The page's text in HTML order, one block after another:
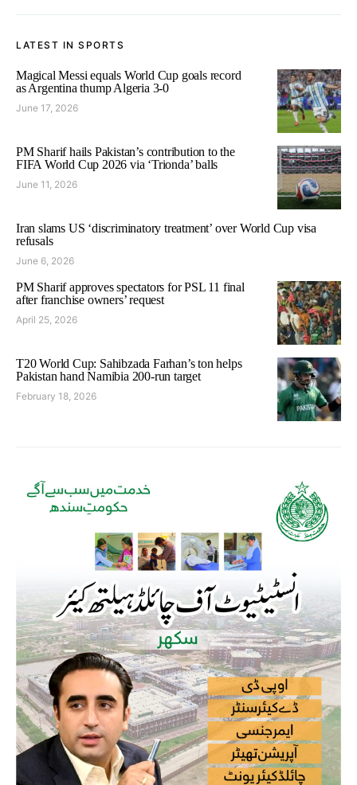
LATEST IN SPORTS
Magical Messi equals World Cup goals record
as Argentina thump Algeria 3-0
June 17, 2026
PM Sharif hails Pakistan’s contribution to the
FIFA World Cup 2026 via ‘Trionda’ balls
June 11, 2026
Iran slams US ‘discriminatory treatment’ over World Cup visa
refusals
June 6, 2026
PM Sharif approves spectators for PSL 11 final
after franchise owners’ request
April 25, 2026
T20 World Cup: Sahibzada Farhan’s ton helps
Pakistan hand Namibia 200-run target
February 18, 2026